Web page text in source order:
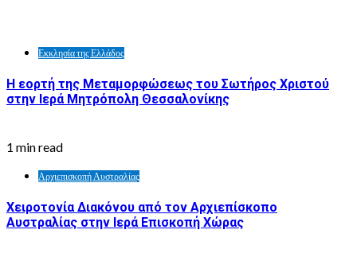
Εκκλησία της Ελλάδος
Η εορτή της Μεταμορφώσεως του Σωτήρος Χριστού
στην Ιερά Μητρόπολη Θεσσαλονίκης
1 min read
Αρχιεπισκοπή Αυστραλίας
Χειροτονία Διακόνου από τον Αρχιεπίσκοπο
Αυστραλίας στην Ιερά Επισκοπή Χώρας